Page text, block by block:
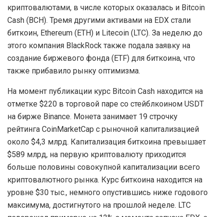
криптовалютами, в числе которых оказалась и Bitcoin
Cash (BCH). Тремя другими активами на EDX стали
биткоин, Ethereum (ETH) и Litecoin (LTC). За неделю до
этого компания BlackRock также подала заявку на
создание биржевого фонда (ETF) для биткоина, что
также прибавило рынку оптимизма.
На момент публикации курс Bitcoin Cash находится на
отметке $220 в торговой паре со стейблкоином USDT
на бирже Binance. Монета занимает 19 строчку
рейтинга CoinMarketCap с рыночной капитализацией
около $4,3 млрд. Капитализация биткоина превышает
$589 млрд, на первую криптовалюту приходится
больше половины совокупной капитализации всего
криптовалютного рынка. Курс биткоина находится на
уровне $30 тыс., немного опустившись ниже годового
максимума, достигнутого на прошлой неделе. LTC